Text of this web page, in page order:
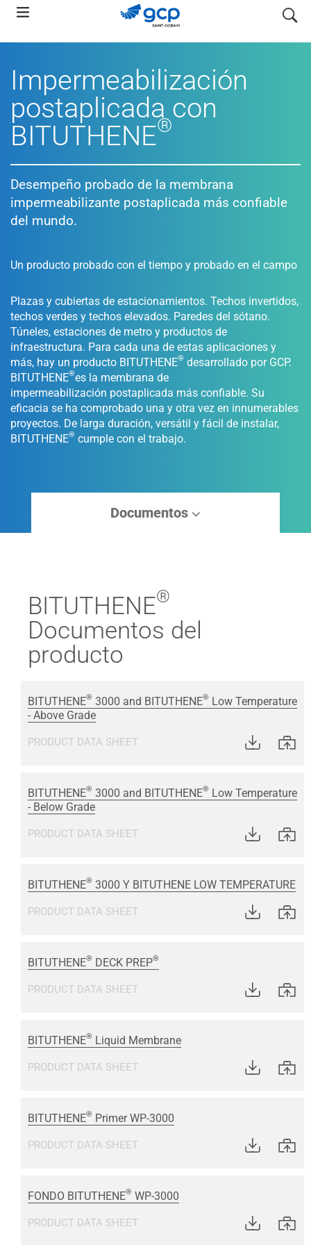
Skip
main
search
Impermeabilización
postaplicada con
BITUTHENE®
Desempeño probado de la membrana
impermeabilizante postaplicada más confiable
del mundo.
Un producto probado con el tiempo y probado en el campo
Plazas y cubiertas de estacionamientos. Techos invertidos,
techos verdes y techos elevados. Paredes del sótano.
Túneles, estaciones de metro y productos de
infraestructura. Para cada una de estas aplicaciones y
más, hay un producto BITUTHENE® desarrollado por GCP.
BITUTHENE®es la membrana de
impermeabilización postaplicada más confiable. Su
eficacia se ha comprobado una y otra vez en innumerables
proyectos. De larga duración, versátil y fácil de instalar,
BITUTHENE® cumple con el trabajo.
Documentos
BITUTHENE®
Documentos del
producto
BITUTHENE® 3000 and BITUTHENE® Low Temperature
- Above Grade
PRODUCT DATA SHEET
BITUTHENE® 3000 and BITUTHENE® Low Temperature
- Below Grade
PRODUCT DATA SHEET
BITUTHENE® 3000 Y BITUTHENE LOW TEMPERATURE
PRODUCT DATA SHEET
BITUTHENE® DECK PREP®
PRODUCT DATA SHEET
BITUTHENE® Liquid Membrane
PRODUCT DATA SHEET
BITUTHENE® Primer WP-3000
PRODUCT DATA SHEET
FONDO BITUTHENE® WP-3000
PRODUCT DATA SHEET